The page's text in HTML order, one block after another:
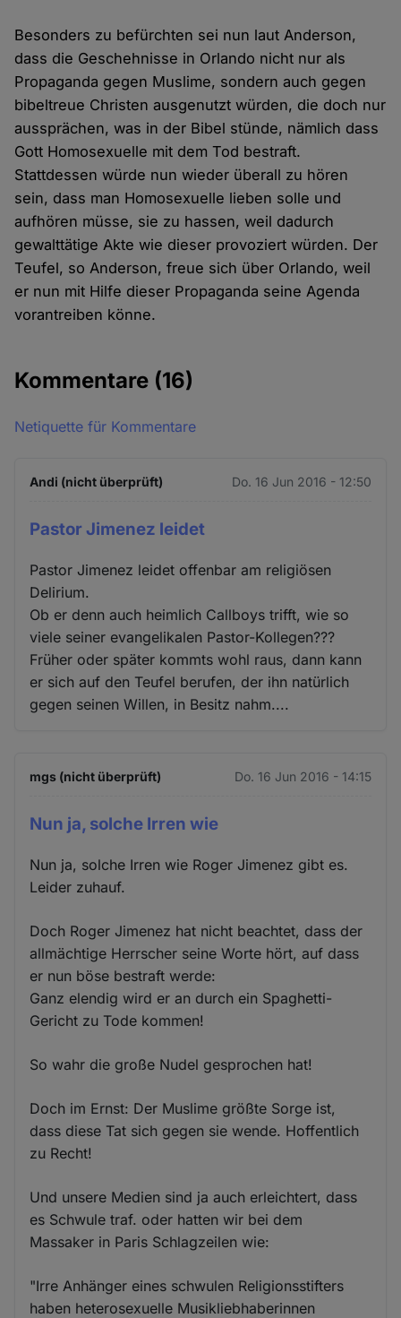
Besonders zu befürchten sei nun laut Anderson,
dass die Geschehnisse in Orlando nicht nur als
Propaganda gegen Muslime, sondern auch gegen
bibeltreue Christen ausgenutzt würden, die doch nur
aussprächen, was in der Bibel stünde, nämlich dass
Gott Homosexuelle mit dem Tod bestraft.
Stattdessen würde nun wieder überall zu hören
sein, dass man Homosexuelle lieben solle und
aufhören müsse, sie zu hassen, weil dadurch
gewalttätige Akte wie dieser provoziert würden. Der
Teufel, so Anderson, freue sich über Orlando, weil
er nun mit Hilfe dieser Propaganda seine Agenda
vorantreiben könne.
Kommentare (16)
Netiquette für Kommentare
Andi (nicht überprüft) Do. 16 Jun 2016 - 12:50
Pastor Jimenez leidet
Pastor Jimenez leidet offenbar am religiösen
Delirium.
Ob er denn auch heimlich Callboys trifft, wie so
viele seiner evangelikalen Pastor-Kollegen???
Früher oder später kommts wohl raus, dann kann
er sich auf den Teufel berufen, der ihn natürlich
gegen seinen Willen, in Besitz nahm....
mgs (nicht überprüft) Do. 16 Jun 2016 - 14:15
Nun ja, solche Irren wie
Nun ja, solche Irren wie Roger Jimenez gibt es.
Leider zuhauf.
Doch Roger Jimenez hat nicht beachtet, dass der
allmächtige Herrscher seine Worte hört, auf dass
er nun böse bestraft werde:
Ganz elendig wird er an durch ein Spaghetti-
Gericht zu Tode kommen!
So wahr die große Nudel gesprochen hat!
Doch im Ernst: Der Muslime größte Sorge ist,
dass diese Tat sich gegen sie wende. Hoffentlich
zu Recht!
Und unsere Medien sind ja auch erleichtert, dass
es Schwule traf. oder hatten wir bei dem
Massaker in Paris Schlagzeilen wie:
"Irre Anhänger eines schwulen Religionsstifters
haben heterosexuelle Musikliebhaberinnen